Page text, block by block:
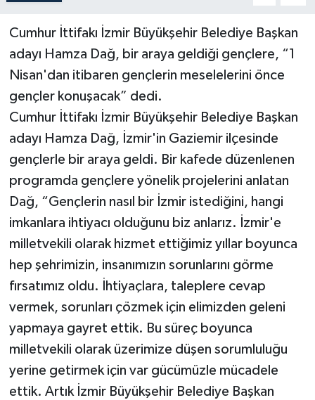
Cumhur İttifakı İzmir Büyükşehir Belediye Başkan
adayı Hamza Dağ, bir araya geldiği gençlere, “1
Nisan'dan itibaren gençlerin meselelerini önce
gençler konuşacak” dedi.
Cumhur İttifakı İzmir Büyükşehir Belediye Başkan
adayı Hamza Dağ, İzmir'in Gaziemir ilçesinde
gençlerle bir araya geldi. Bir kafede düzenlenen
programda gençlere yönelik projelerini anlatan
Dağ, “Gençlerin nasıl bir İzmir istediğini, hangi
imkanlara ihtiyacı olduğunu biz anlarız. İzmir'e
milletvekili olarak hizmet ettiğimiz yıllar boyunca
hep şehrimizin, insanımızın sorunlarını görme
fırsatımız oldu. İhtiyaçlara, taleplere cevap
vermek, sorunları çözmek için elimizden geleni
yapmaya gayret ettik. Bu süreç boyunca
milletvekili olarak üzerimize düşen sorumluluğu
yerine getirmek için var gücümüzle mücadele
ettik. Artık İzmir Büyükşehir Belediye Başkan